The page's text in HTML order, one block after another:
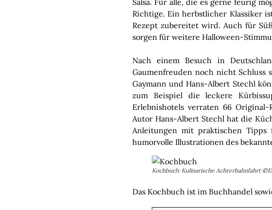
Salsa. Für alle, die es gerne feurig
Richtige. Ein herbstlicher Klassiker
Rezept zubereitet wird. Auch für
sorgen für weitere Halloween-
Nach einem Besuch in
Gaumenfreuden noch nicht Schluss
Gaymann und Hans-Albert Stechl
zum Beispiel die leckere
Erlebnishotels verraten 66
Autor Hans-Albert Stechl hat die
Anleitungen mit praktischen Tipps
humorvolle Illustrationen des
Kochbuch: Kulinarische Achterbahnfahrt
Das Kochbuch ist im Buchhandel